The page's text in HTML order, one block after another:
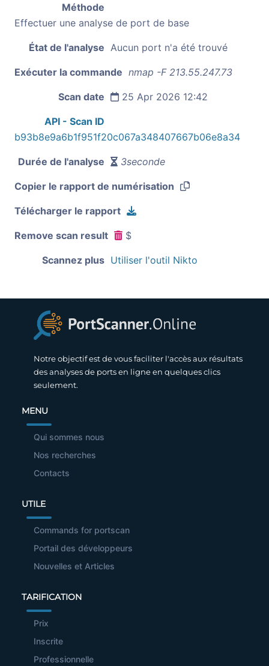
Méthode
Effectuer une analyse de port de base
État de l'analyse Aucun port n'a été trouvé
Exécuter la commande nmap -F 213.55.247.73
Scan date 25 Apr 2026 12:42
API - Scan ID
b93b8e9a6b1f951f20c067a348407667b06e8a34
Durée de l'analyse 3seconde
Copier le rapport de numérisation
Télécharger le rapport
Remove scan result $
Scannez plus Utiliser l'outil Nikto
Notre objectif est de vous faciliter l'accès aux résultats
des analyses de ports en ligne en quelques clics
seulement.
MENU
Qui sommes nous
Nos recherches
Contacts
UTILE
Commands for portscan
Portail des développeurs
Nouvelles et Articles
TARIFICATION
Prix
Inscrite
Professionnelle